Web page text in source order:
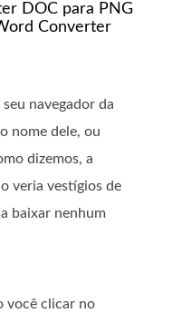
DOC para PNG
Converter
navegador da
nome dele, ou
dizemos, a
veria vestígios de
baixar nenhum
você clicar no